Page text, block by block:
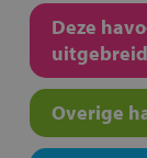
Deze
Overige